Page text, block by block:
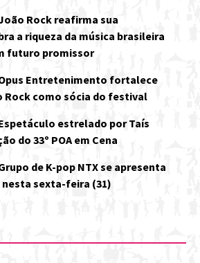
Rock reafirma sua
a riqueza da música brasileira
futuro promissor
Entretenimento fortalece
Rock como sócia do festival
estrelado por Taís
do 33º POA em Cena
de K-pop NTX se apresenta
sexta-feira (31)